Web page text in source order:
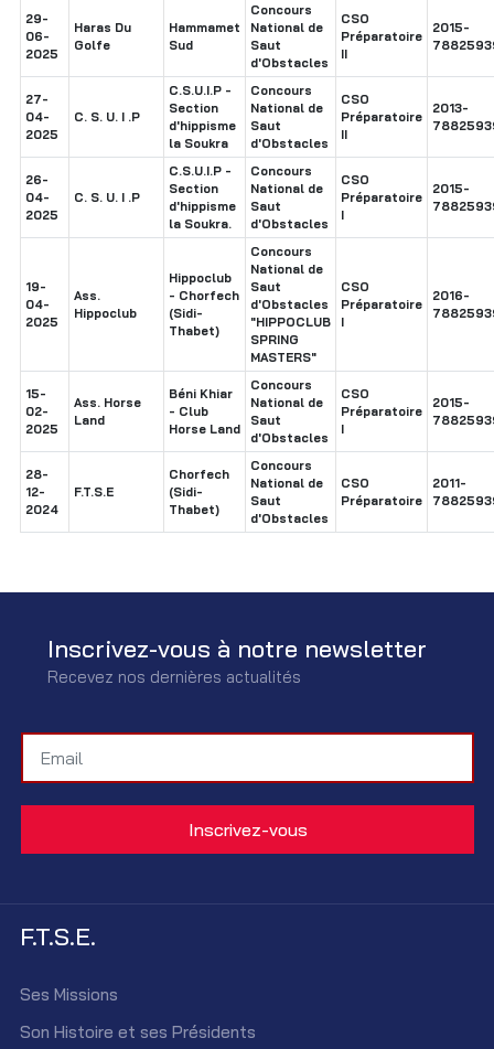
29-
06-
2025
Haras Du
Golfe
Hammamet
Sud
Concours
National de
Saut
d'Obstacles
CSO
Préparatoire
II
2015-
27-
04-
2025
C. S. U. I .P
C.S.U.I.P -
Section
d'hippisme
la Soukra
Concours
National de
Saut
d'Obstacles
CSO
Préparatoire
II
2013-
26-
04-
2025
C. S. U. I .P
C.S.U.I.P -
Section
d'hippisme
la Soukra.
Concours
National de
Saut
d'Obstacles
CSO
Préparatoire
I
2015-
19-
04-
2025
Ass.
Hippoclub
Hippoclub
- Chorfech
(Sidi-
Thabet)
Concours
National de
Saut
d'Obstacles
"HIPPOCLUB
SPRING
MASTERS"
CSO
Préparatoire
I
2016-
15-
02-
2025
Ass. Horse
Land
Béni Khiar
- Club
Horse Land
Concours
National de
Saut
d'Obstacles
CSO
Préparatoire
I
2015-
28-
12-
2024
F.T.S.E
Chorfech
(Sidi-
Thabet)
Concours
National de
Saut
d'Obstacles
CSO
Préparatoire
2011-
Inscrivez-vous à notre newsletter
Recevez nos dernières actualités
F.T.S.E.
Ses Missions
Son Histoire et ses Présidents